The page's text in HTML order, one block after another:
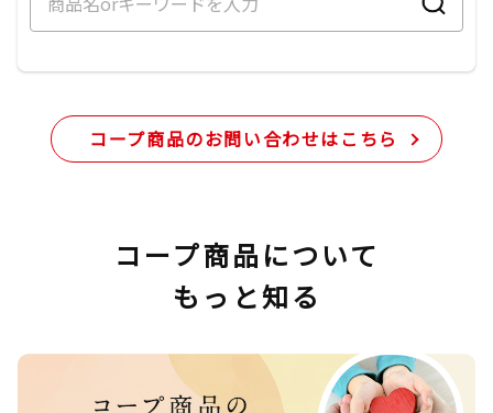
コープ商品のお問い合わせはこちら
コープ商品について
もっと知る